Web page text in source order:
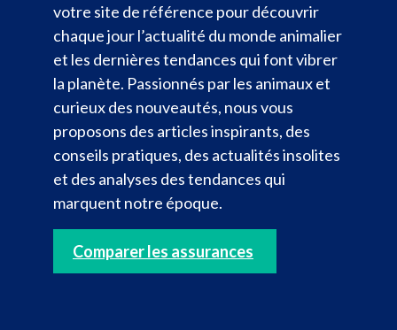
votre site de référence pour découvrir
chaque jour l’actualité du monde animalier
et les dernières tendances qui font vibrer
la planète. Passionnés par les animaux et
curieux des nouveautés, nous vous
proposons des articles inspirants, des
conseils pratiques, des actualités insolites
et des analyses des tendances qui
marquent notre époque.
Comparer les assurances